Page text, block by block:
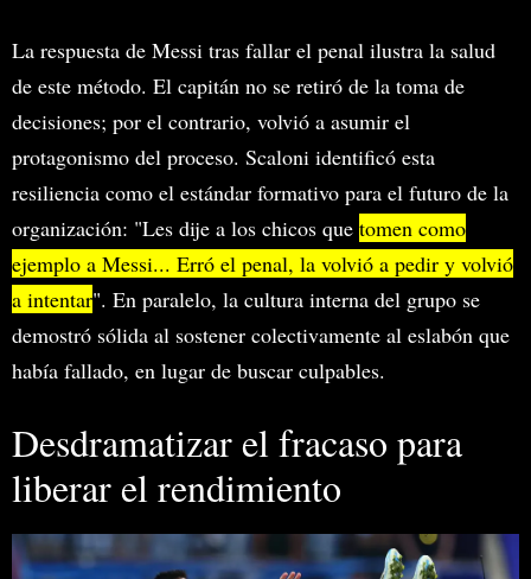
La respuesta de Messi tras fallar el penal ilustra la salud
de este método. El capitán no se retiró de la toma de
decisiones; por el contrario, volvió a asumir el
protagonismo del proceso. Scaloni identificó esta
resiliencia como el estándar formativo para el futuro de la
organización: "Les dije a los chicos que tomen como
ejemplo a Messi... Erró el penal, la volvió a pedir y volvió
a intentar". En paralelo, la cultura interna del grupo se
demostró sólida al sostener colectivamente al eslabón que
había fallado, en lugar de buscar culpables.
Desdramatizar el fracaso para
liberar el rendimiento